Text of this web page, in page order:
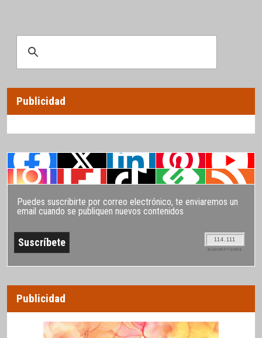
Publicidad
Puedes suscribirte por correo electrónico, te enviaremos un
email cuando se publiquen nuevos contenidos
114.111
SUSCRIPTORES
Publicidad